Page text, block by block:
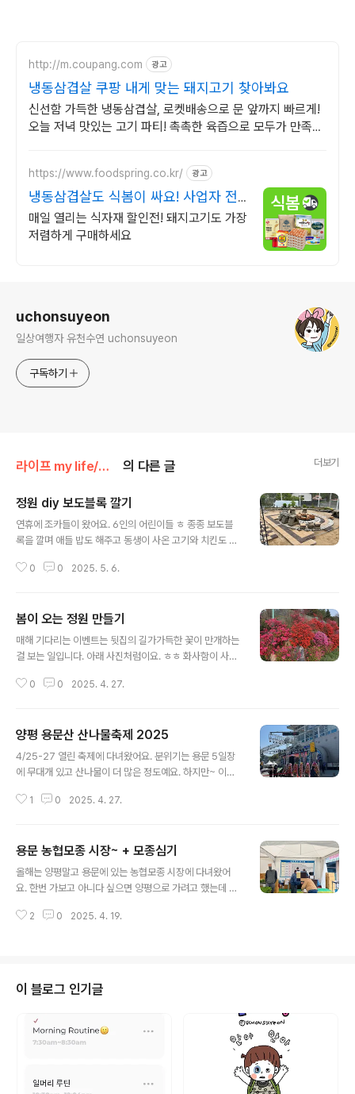
http://m.coupang.com 광고
냉동삼겹살 쿠팡 내게 맞는 돼지고기 찾아봐요
신선함 가득한 냉동삼겹살, 로켓배송으로 문 앞까지 빠르게!
오늘 저녁 맛있는 고기 파티! 촉촉한 육즙으로 모두가 만족할
https://www.foodspring.co.kr/ 광고
냉동삼겹살도 식봄이 싸요! 사업자 전
용 특가
매일 열리는 식자재 할인전! 돼지고기도 가장
저렴하게 구매하세요
uchonsuyeon
일상여행자 유천수연 uchonsuyeon
구독하기
라이프 my life/매주하는 주말농장여행 의 다른 글 더보기
정원 diy 보도블록 깔기
연휴에 조카들이 왔어요. 6인의 어린이들 ㅎ 종종 보도블
록을 깔며 애들 밥도 해주고 동생이 사온 고기와 치킨도 먹
먹었어요. 애들이 여럿이다보니 마쉬멜로 안먹는 녀석도
ㅋㅋ여기까지만 하려고요. 꽃옆쪽으로 디딤석을 가져다 깔
고 흰자갈을 사이에 넣으려는데 둘다 없어요. 와 몸은 안아
픈데 팔목 통증 무엇 ㅎㅎ ㅜㅜ그래도 무언가 완성한다는
적성에 맞는지도요. 체력이 저질이라 하루이틀하고 드러누
0 0 2025. 5. 6.
봄이 오는 정원 만들기
매해 기다리는 이벤트는 뒷집의 길가가득한 꽃이 만개하는
걸 보는 일입니다. 아래 사진처럼이요. ㅎㅎ 화사함이 사진
차장쪽에 쏟아둔 모래를 조금씩 정원쪽으로 옮기고 있어
부터 하려고 조금씩 하려고 계획중입니다. 정말 완성이 되
는 날은 올해언제까지. 오늘은 여기까지만 해보기로 했습
니다. 그리고 루꼴라 씨앗을 뿌렸는데 이렇게 한무더기가
이 되겠어요. 휴휴 다행. 씨앗을 뿌리면 이게 문제죠. 어느
0 0 2025. 4. 27.
양평 용문산 산나물축제 2025
4/25-27 열린 축제에 다녀왔어요. 분위기는 용문 5일장
에 무대개 있고 산나물이 더 많은 정도예요. 하지만~ 이렇
원이였어요. 산나물전이 만원인데 산나물 가격을 생각하면
보았어요. 시골축제지만, 그 느낌이 그 느낌이지만, 가까우
니 가볼만 했어요. 다음엔 어디로 가쥐~~
1 0 2025. 4. 27.
용문 농협모종 시장~ + 모종심기
올해는 양평말고 용문에 있는 농협모종 시장에 다녀왔어
요. 한번 가보고 아니다 싶으면 양평으로 가려고 했는데 사
날 비가와요. 허허허체크하고 결제 후 도우미분이 가져다
있고 애플수박은 담주에 온대서 다시 가려고요. 여기 모종
파는 곳이 종류는 더 많아요. 가격은 비교픞 못해봄. 그리고
역시 추운 곳이라 너무 늦게 피고 늦게 지죠.이제 다년간의
경력자로써 오늘은 정말 후다닥. 큰 애 꽃밭옆에 허브밭도
2 0 2025. 4. 19.
이 블로그 인기글